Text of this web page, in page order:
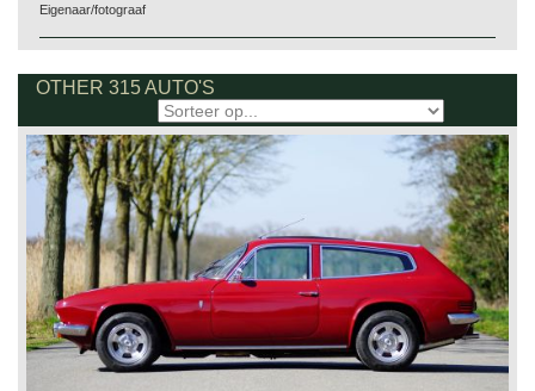
Eigenaar/fotograaf
OTHER 315 AUTO'S